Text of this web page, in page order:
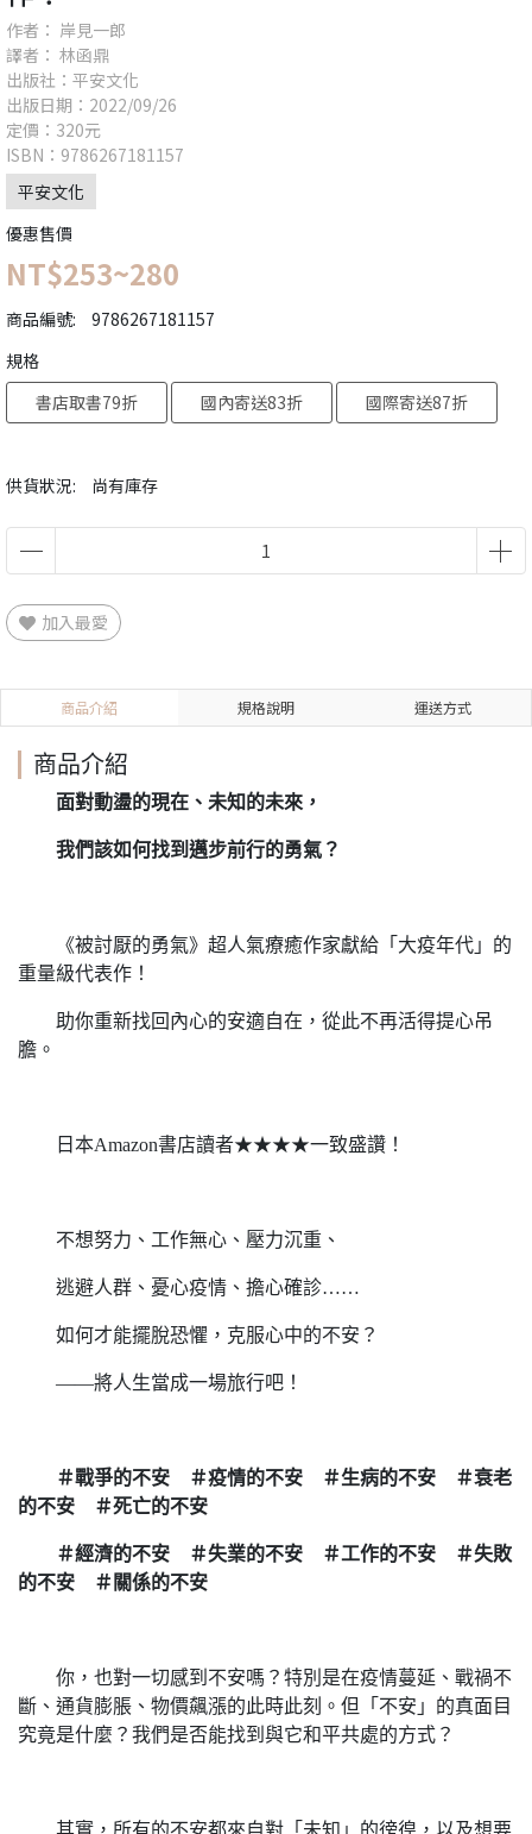
作者： 岸見一郎
譯者： 林函鼎
出版社：平安文化
出版日期：2022/09/26
定價：320元
ISBN：9786267181157
平安文化
優惠售價
NT$253~280
商品編號: 9786267181157
供貨狀況: 尚有庫存
規格
書店取書79折
國內寄送83折 國際寄送87折
加入最愛
商品介紹 規格說明 運送方式
商品介紹
面對動盪的現在、未知的未來，
我們該如何找到邁步前行的勇氣？
《被討厭的勇氣》超人氣療癒作家獻給「大疫年代」的
重量級代表作！
助你重新找回內心的安適自在，從此不再活得提心吊
膽。
日本Amazon書店讀者★★★★一致盛讚！
不想努力、工作無心、壓力沉重、
逃避人群、憂心疫情、擔心確診……
如何才能擺脫恐懼，克服心中的不安？
――將人生當成一場旅行吧！
＃戰爭的不安 ＃疫情的不安 ＃生病的不安 ＃衰老
的不安 ＃死亡的不安
＃經濟的不安 ＃失業的不安 ＃工作的不安 ＃失敗
的不安 ＃關係的不安
你，也對一切感到不安嗎？特別是在疫情蔓延、戰禍不
斷、通貨膨脹、物價飆漲的此時此刻。但「不安」的真面目
究竟是什麼？我們是否能找到與它和平共處的方式？